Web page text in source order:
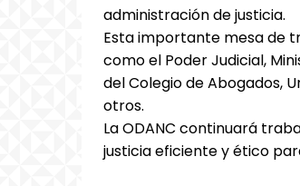
administración de justicia.
Esta importante mesa de
como el Poder Judicial,
del Colegio de Abogados,
otros.
La ODANC continuará
justicia eficiente y ético